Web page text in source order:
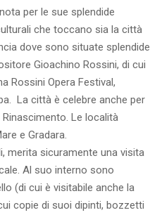
per le sue splendide
che toccano sia la città
dove sono situate splendide
Gioachino Rossini, di cui
Rossini Opera Festival,
La città è celebre anche per
Le località
e Gradara.
merita sicuramente una visita
Al suo interno sono
(di cui è visitabile anche la
copie di suoi dipinti, bozzetti